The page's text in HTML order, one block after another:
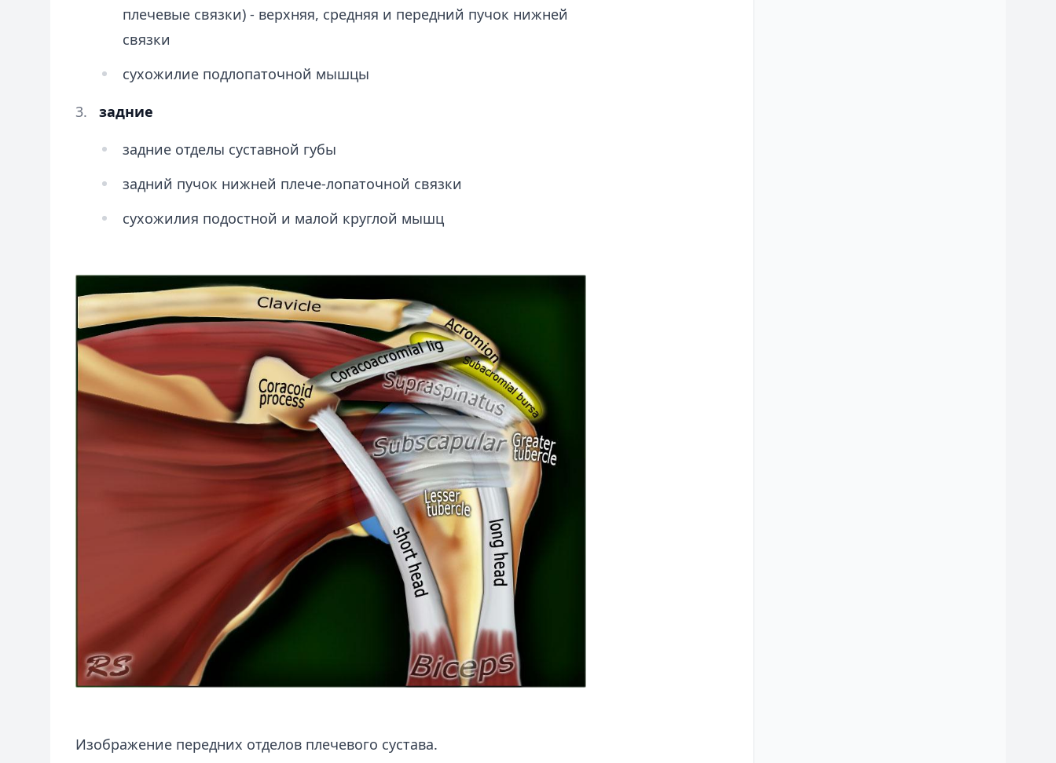
плечевые связки) - верхняя, средняя и передний пучок нижней
связки
сухожилие подлопаточной мышцы
задние
задние отделы суставной губы
задний пучок нижней плече-лопаточной связки
сухожилия подостной и малой круглой мышц
Изображение передних отделов плечевого сустава.